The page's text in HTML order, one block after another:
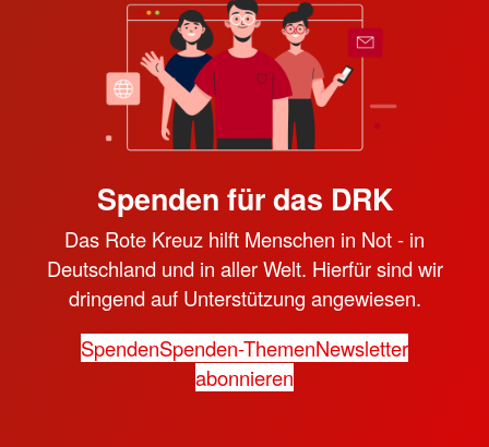
Spenden für das DRK
Das Rote Kreuz hilft Menschen in Not - in
Deutschland und in aller Welt. Hierfür sind wir
dringend auf Unterstützung angewiesen.
SpendenSpenden-ThemenNewsletter
abonnieren